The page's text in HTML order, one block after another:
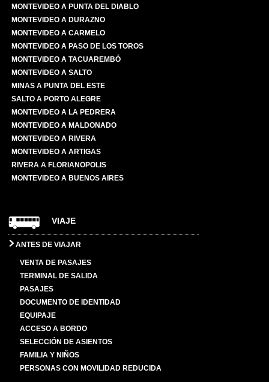
MONTEVIDEO A PUNTA DEL DIABLO
MONTEVIDEO A DURAZNO
MONTEVIDEO A CARMELO
MONTEVIDEO A PASO DE LOS TOROS
MONTEVIDEO A TACUAREMBÓ
MONTEVIDEO A SALTO
MINAS A PUNTA DEL ESTE
SALTO A PORTO ALEGRE
MONTEVIDEO A LA PEDRERA
MONTEVIDEO A MALDONADO
MONTEVIDEO A RIVERA
MONTEVIDEO A ARTIGAS
RIVERA A FLORIANOPOLIS
MONTEVIDEO A BUENOS AIRES
VIAJE
ANTES DE VIAJAR
VENTA DE PASAJES
TERMINAL DE SALIDA
PASAJES
DOCUMENTO DE IDENTIDAD
EQUIPAJE
ACCESO A BORDO
SELECCIÓN DE ASIENTOS
FAMILIA Y NIÑOS
PERSONAS CON MOVILIDAD REDUCIDA